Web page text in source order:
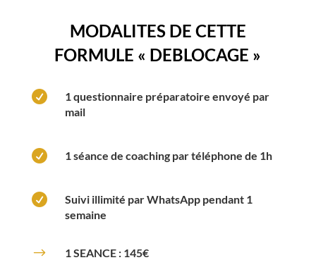
MODALITES DE CETTE
FORMULE « DEBLOCAGE »

1 questionnaire préparatoire envoyé par
mail
 1 séance de coaching par téléphone de 1h

Suivi illimité par WhatsApp pendant 1
semaine
$ 1 SEANCE : 145€